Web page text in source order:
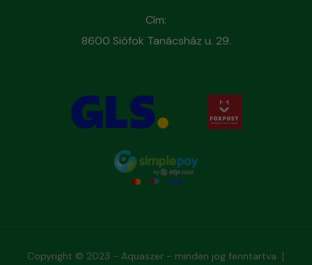
Cím:
8600 Siófok Tanácsház u. 29.
Copyright © 2023 - Aquaszer - minden jog fenntartva